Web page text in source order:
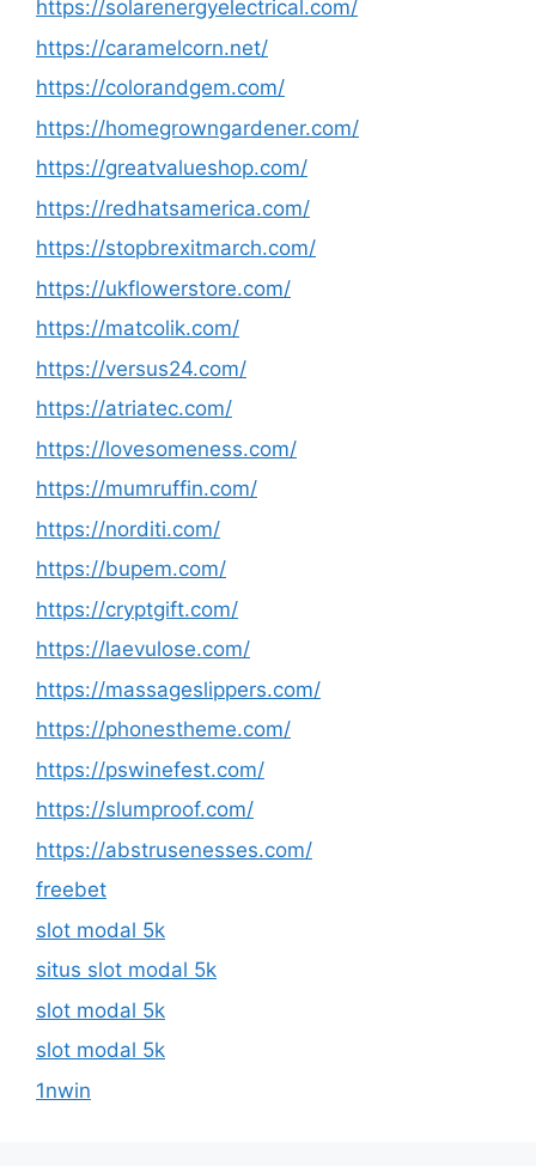
https://solarenergyelectrical.com/
https://caramelcorn.net/
https://colorandgem.com/
https://homegrowngardener.com/
https://greatvalueshop.com/
https://redhatsamerica.com/
https://stopbrexitmarch.com/
https://ukflowerstore.com/
https://matcolik.com/
https://versus24.com/
https://atriatec.com/
https://lovesomeness.com/
https://mumruffin.com/
https://norditi.com/
https://bupem.com/
https://cryptgift.com/
https://laevulose.com/
https://massageslippers.com/
https://phonestheme.com/
https://pswinefest.com/
https://slumproof.com/
https://abstrusenesses.com/
freebet
slot modal 5k
situs slot modal 5k
slot modal 5k
slot modal 5k
1nwin